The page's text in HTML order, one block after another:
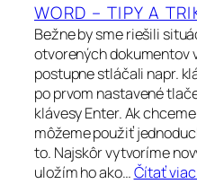
WORD – TIPY A
Bežne by sme riešili
otvorených dokumentov
postupne stláčali napr.
po prvom nastavené
klávesy Enter. Ak
môžeme použiť
to. Najskôr vytvoríme
uložím ho ako…Čítať